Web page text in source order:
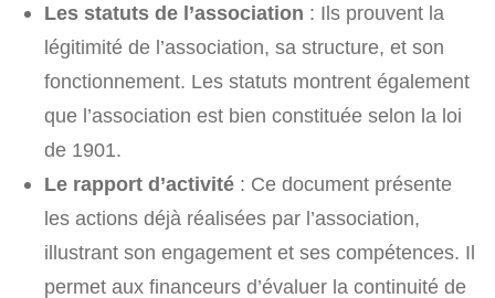
Les statuts de l’association : Ils prouvent la
légitimité de l’association, sa structure, et son
fonctionnement. Les statuts montrent également
que l’association est bien constituée selon la loi
de 1901.
Le rapport d’activité : Ce document présente
les actions déjà réalisées par l’association,
illustrant son engagement et ses compétences. Il
permet aux financeurs d’évaluer la continuité de